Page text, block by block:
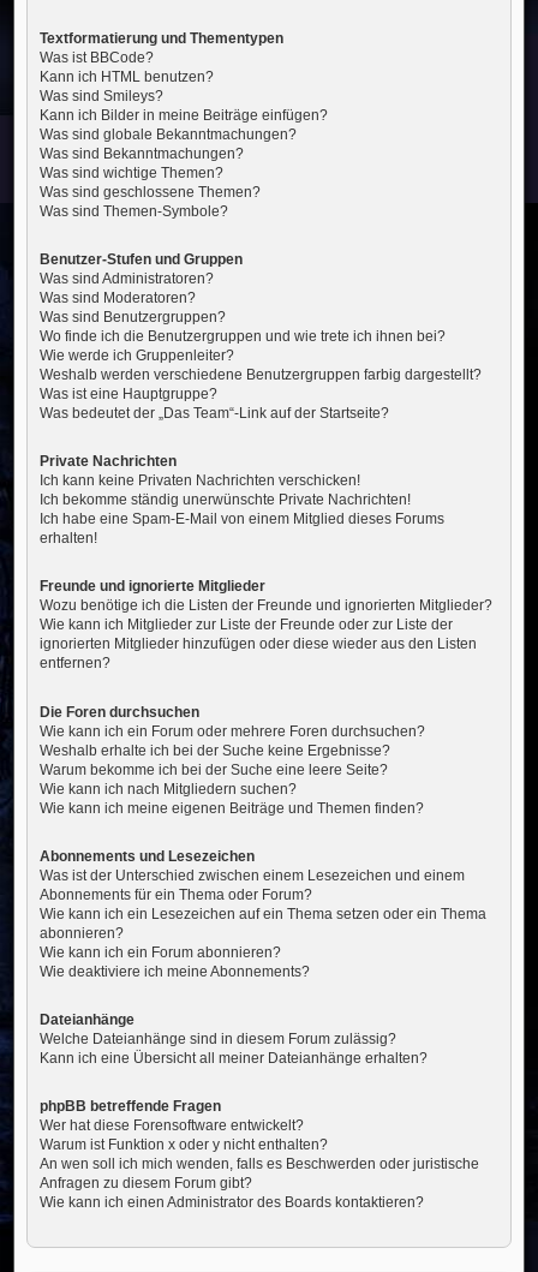
Textformatierung und Thementypen
Was ist BBCode?
Kann ich HTML benutzen?
Was sind Smileys?
Kann ich Bilder in meine Beiträge einfügen?
Was sind globale Bekanntmachungen?
Was sind Bekanntmachungen?
Was sind wichtige Themen?
Was sind geschlossene Themen?
Was sind Themen-Symbole?
Benutzer-Stufen und Gruppen
Was sind Administratoren?
Was sind Moderatoren?
Was sind Benutzergruppen?
Wo finde ich die Benutzergruppen und wie trete ich ihnen bei?
Wie werde ich Gruppenleiter?
Weshalb werden verschiedene Benutzergruppen farbig dargestellt?
Was ist eine Hauptgruppe?
Was bedeutet der „Das Team“-Link auf der Startseite?
Private Nachrichten
Ich kann keine Privaten Nachrichten verschicken!
Ich bekomme ständig unerwünschte Private Nachrichten!
Ich habe eine Spam-E-Mail von einem Mitglied dieses Forums
erhalten!
Freunde und ignorierte Mitglieder
Wozu benötige ich die Listen der Freunde und ignorierten Mitglieder?
Wie kann ich Mitglieder zur Liste der Freunde oder zur Liste der
ignorierten Mitglieder hinzufügen oder diese wieder aus den Listen
entfernen?
Die Foren durchsuchen
Wie kann ich ein Forum oder mehrere Foren durchsuchen?
Weshalb erhalte ich bei der Suche keine Ergebnisse?
Warum bekomme ich bei der Suche eine leere Seite?
Wie kann ich nach Mitgliedern suchen?
Wie kann ich meine eigenen Beiträge und Themen finden?
Abonnements und Lesezeichen
Was ist der Unterschied zwischen einem Lesezeichen und einem
Abonnements für ein Thema oder Forum?
Wie kann ich ein Lesezeichen auf ein Thema setzen oder ein Thema
abonnieren?
Wie kann ich ein Forum abonnieren?
Wie deaktiviere ich meine Abonnements?
Dateianhänge
Welche Dateianhänge sind in diesem Forum zulässig?
Kann ich eine Übersicht all meiner Dateianhänge erhalten?
phpBB betreffende Fragen
Wer hat diese Forensoftware entwickelt?
Warum ist Funktion x oder y nicht enthalten?
An wen soll ich mich wenden, falls es Beschwerden oder juristische
Anfragen zu diesem Forum gibt?
Wie kann ich einen Administrator des Boards kontaktieren?